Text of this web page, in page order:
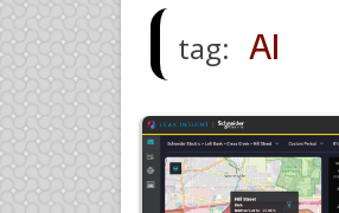
tag: AI